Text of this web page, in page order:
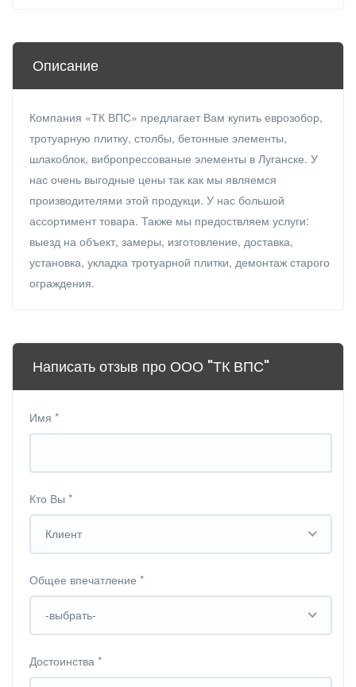
Описание
Компания «ТК ВПС» предлагает Вам купить еврозобор,
тротуарную плитку, столбы, бетонные элементы,
шлакоблок, вибропрессованые элементы в Луганске. У
нас очень выгодные цены так как мы являемся
производителями этой продукци. У нас большой
ассортимент товара. Также мы предоствляем услуги:
выезд на объект, замеры, изготовление, доставка,
установка, укладка тротуарной плитки, демонтаж старого
ограждения.
Написать отзыв про ООО "ТК ВПС"
Имя *
Кто Вы *
Клиент
Общее впечатление *
-выбрать-
Достоинства *